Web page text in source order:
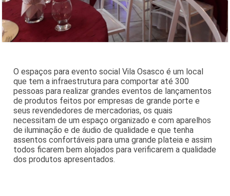
O espaços para evento social Vila Osasco é um local
que tem a infraestrutura para comportar até 300
pessoas para realizar grandes eventos de lançamentos
de produtos feitos por empresas de grande porte e
seus revendedores de mercadorias, os quais
necessitam de um espaço organizado e com aparelhos
de iluminação e de áudio de qualidade e que tenha
assentos confortáveis para uma grande plateia e assim
todos ficarem bem alojados para verificarem a qualidade
dos produtos apresentados.